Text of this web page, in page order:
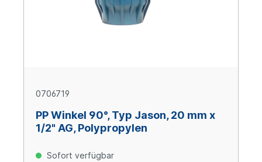
0706719
PP Winkel 90°, Typ Jason, 20 mm x
1/2" AG, Polypropylen
Sofort verfügbar